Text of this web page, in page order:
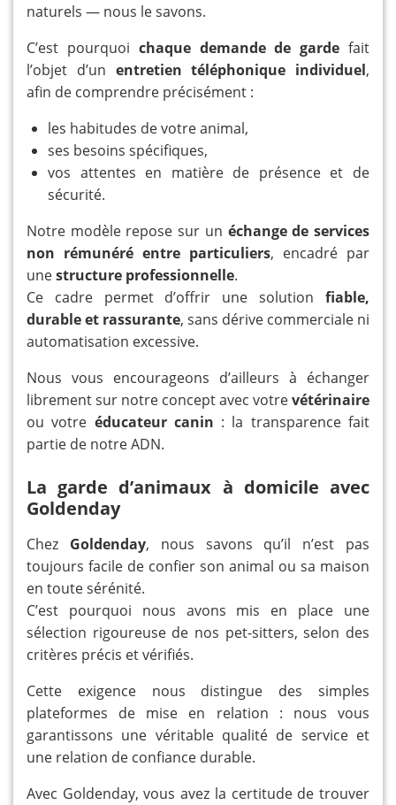
naturels — nous le savons.
C’est pourquoi chaque demande de garde fait
l’objet d’un entretien téléphonique individuel,
afin de comprendre précisément :
les habitudes de votre animal,
ses besoins spécifiques,
vos attentes en matière de présence et de
sécurité.
Notre modèle repose sur un échange de services
non rémunéré entre particuliers, encadré par
unestructure professionnelle.
Ce cadre permet d’offrir une solution fiable,
durable et rassurante, sans dérive commerciale ni
automatisation excessive.
Nous vous encourageons d’ailleurs à échanger
librement sur notre concept avec votrevétérinaire
ou votre éducateur canin : la transparence fait
partie de notre ADN.
La garde d’animaux à domicile avec
Goldenday
Chez Goldenday, nous savons qu’il n’est pas
toujours facile de confier son animal ou sa maison
en toute sérénité.
C’est pourquoi nous avons mis en place une
sélection rigoureuse de nos pet-sitters, selon des
critères précis et vérifiés.
Cette exigence nous distingue des simples
plateformes de mise en relation : nous vous
garantissons une véritable qualité de service et
une relation de confiance durable.
Avec Goldenday, vous avez la certitude de trouver